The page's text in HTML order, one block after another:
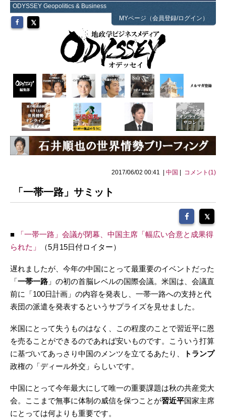
ODYSSEY Geopolitics & Business
MYページ（会員登録/ログイン）
2017/06/02 00:41 | 中国 コメント(1)
​ 「一帯一路」サミット
​■
「一帯一路」会議が閉幕、中国主席「幅広い合意と成果得
られた」
（5月15日付ロイター）
遅れましたが、今年の中国にとって最重要のイベントだった
「一帯一路 」の初の首脳レベルの国際会議。米国は、会議直
前に「100日計画」の内容を発表し、一帯一路への支持と代
表団の派遣を発表するというサプライズを見せました。
米国にとって失うものはなく、この程度のことで習近平に恩
を売ることができるのであれば安いものです。こういう打算
に基づいてあっさり中国のメンツを立てるあたり、
トランプ
政権の「ディール外交」らしいです。
中国にとって今年最大にして唯一の重要課題は秋の共産党大
会。ここまで無事に体制の威信を保つことが習近平国家主席
にとっては何よりも重要です。